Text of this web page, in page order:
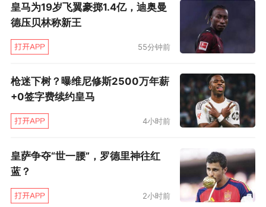
皇马为19岁飞翼豪掷1.4亿，迪奥曼
德压贝林称新王
55分钟前
枪迷下树？曝维尼修斯2500万年薪
+0签字费续约皇马
4小时前
皇萨争夺“世一腰”，罗德里神往红
蓝？
2小时前